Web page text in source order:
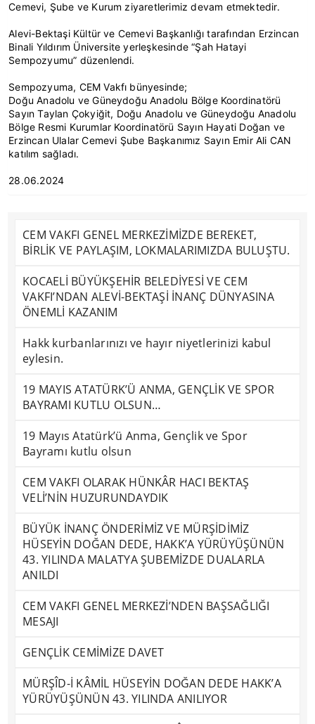
Cemevi, Şube ve Kurum ziyaretlerimiz devam etmektedir.
Alevi-Bektaşi Kültür ve Cemevi Başkanlığı tarafından Erzincan
Binali Yıldırım Üniversite yerleşkesinde “Şah Hatayi
Sempozyumu” düzenlendi.
Sempozyuma, CEM Vakfı bünyesinde;
Doğu Anadolu ve Güneydoğu Anadolu Bölge Koordinatörü
Sayın Taylan Çokyiğit, Doğu Anadolu ve Güneydoğu Anadolu
Bölge Resmi Kurumlar Koordinatörü Sayın Hayati Doğan ve
Erzincan Ulalar Cemevi Şube Başkanımız Sayın Emir Ali CAN
katılım sağladı.
28.06.2024
CEM VAKFI GENEL MERKEZİMİZDE BEREKET,
BİRLİK VE PAYLAŞIM, LOKMALARIMIZDA BULUŞTU.
KOCAELİ BÜYÜKŞEHİR BELEDİYESİ VE CEM
VAKFI’NDAN ALEVİ-BEKTAŞİ İNANÇ DÜNYASINA
ÖNEMLİ KAZANIM
Hakk kurbanlarınızı ve hayır niyetlerinizi kabul
eylesin.
19 MAYIS ATATÜRK’Ü ANMA, GENÇLİK VE SPOR
BAYRAMI KUTLU OLSUN…
19 Mayıs Atatürk’ü Anma, Gençlik ve Spor
Bayramı kutlu olsun
CEM VAKFI OLARAK HÜNKÂR HACI BEKTAŞ
VELİ’NİN HUZURUNDAYDIK
BÜYÜK İNANÇ ÖNDERİMİZ VE MÜRŞİDİMİZ
HÜSEYİN DOĞAN DEDE, HAKK’A YÜRÜYÜŞÜNÜN
43. YILINDA MALATYA ŞUBEMİZDE DUALARLA
ANILDI
CEM VAKFI GENEL MERKEZİ’NDEN BAŞSAĞLIĞI
MESAJI
GENÇLİK CEMİMİZE DAVET
MÜRŞÎD-İ KÂMİL HÜSEYİN DOĞAN DEDE HAKK’A
YÜRÜYÜŞÜNÜN 43. YILINDA ANILIYOR